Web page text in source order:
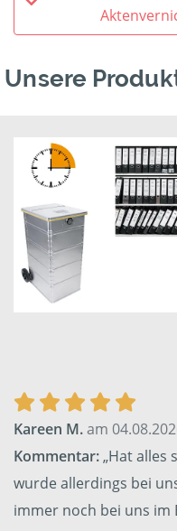
Unsere
Kareen M.am
Kommentar:„Hat alles
wurde allerdings bei
immer noch bei uns im